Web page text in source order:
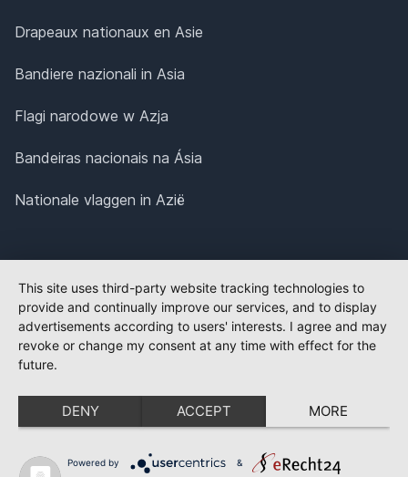
Drapeaux nationaux en Asie
Bandiere nazionali in Asia
Flagi narodowe w Azja
Bandeiras nacionais na Ásia
Nationale vlaggen in Azië
This site uses third-party website tracking technologies to
provide and continually improve our services, and to display
advertisements according to users' interests. I agree and may
revoke or change my consent at any time with effect for the
future.
DENY ACCEPT MORE
Powered by &